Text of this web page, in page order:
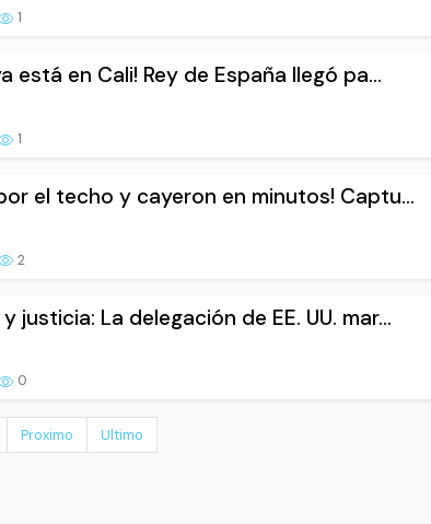
1
está en Cali! Rey de España llegó pa...
1
el techo y cayeron en minutos! Captu...
2
justicia: La delegación de EE. UU. mar...
0
Proximo Ultimo